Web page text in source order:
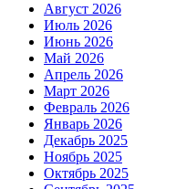
Август 2026
Июль 2026
Июнь 2026
Май 2026
Апрель 2026
Март 2026
Февраль 2026
Январь 2026
Декабрь 2025
Ноябрь 2025
Октябрь 2025